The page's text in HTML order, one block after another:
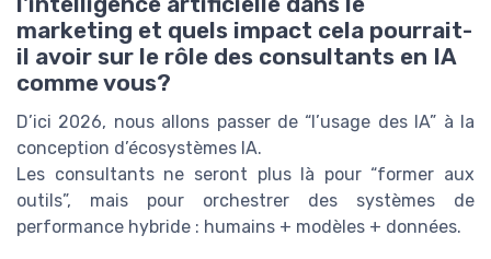
marketing et quels impact cela pourrait-
il avoir sur le rôle des consultants en IA
comme vous?
D’ici 2026, nous allons passer de “l’usage des IA” à la
conception d’écosystèmes IA.
Les consultants ne seront plus là pour “former aux
outils”, mais pour orchestrer des systèmes de
performance hybride : humains + modèles + données.